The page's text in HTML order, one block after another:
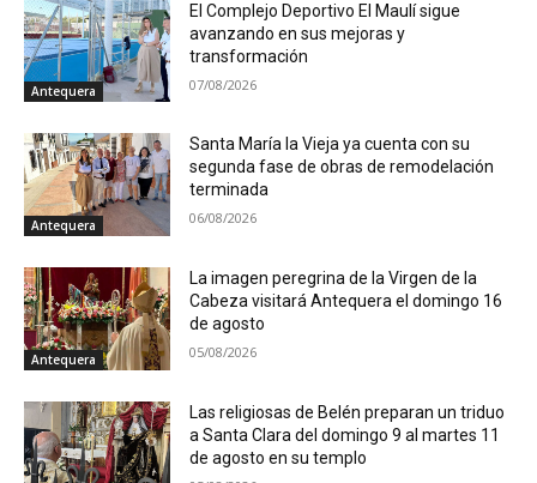
Antequera
El Complejo Deportivo El Maulí sigue
avanzando en sus mejoras y
transformación
07/08/2026
Antequera
Santa María la Vieja ya cuenta con su
segunda fase de obras de remodelación
terminada
06/08/2026
Antequera
La imagen peregrina de la Virgen de la
Cabeza visitará Antequera el domingo 16
de agosto
05/08/2026
Las religiosas de Belén preparan un triduo
a Santa Clara del domingo 9 al martes 11
de agosto en su templo